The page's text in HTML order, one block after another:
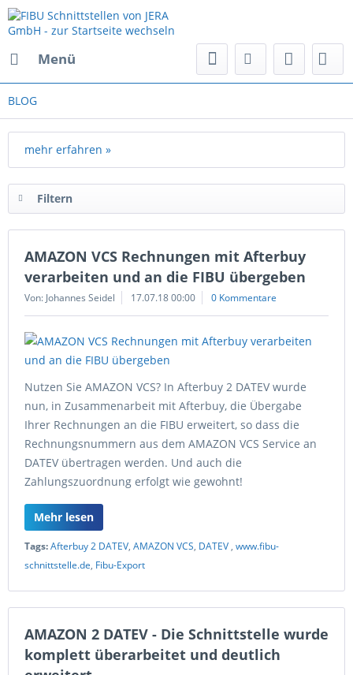
Menü
BLOG
mehr erfahren »
Filtern
AMAZON VCS Rechnungen mit Afterbuy
verarbeiten und an die FIBU übergeben
Von: Johannes Seidel 17.07.18 00:00 0 Kommentare
Nutzen Sie AMAZON VCS? In Afterbuy 2 DATEV wurde
nun, in Zusammenarbeit mit Afterbuy, die Übergabe
Ihrer Rechnungen an die FIBU erweitert, so dass die
Rechnungsnummern aus dem AMAZON VCS Service an
DATEV übertragen werden. Und auch die
Zahlungszuordnung erfolgt wie gewohnt!
Mehr lesen
Tags:Afterbuy 2 DATEV, AMAZON VCS, DATEV , www.fibu-
schnittstelle.de, Fibu-Export
AMAZON 2 DATEV - Die Schnittstelle wurde
komplett überarbeitet und deutlich